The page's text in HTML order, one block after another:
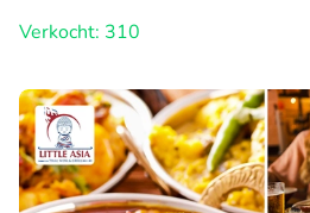
Verkocht: 310